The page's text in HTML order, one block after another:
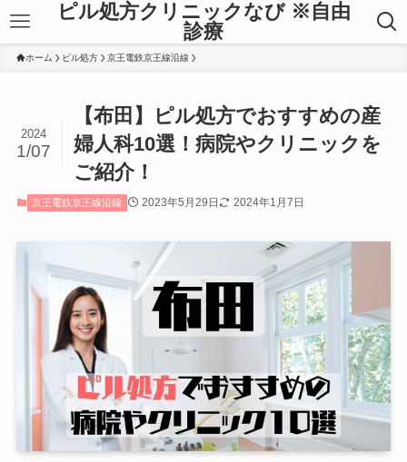
ピル処方クリニックなび ※自由
診療
ホーム ピル処方 京王電鉄京王線沿線
【布田】ピル処方でおすすめの産
婦人科10選！病院やクリニックを
ご紹介！
2024
1/07
京王電鉄京王線沿線 2023年5月29日 2024年1月7日